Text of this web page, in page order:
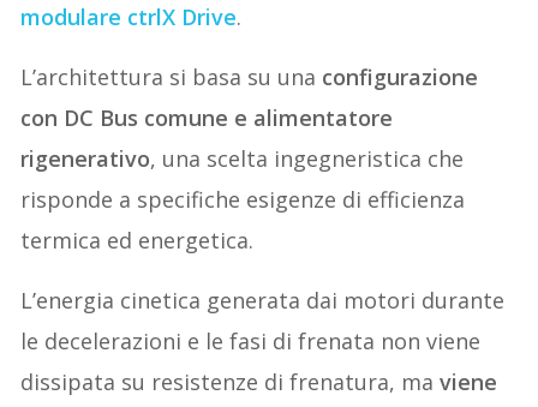
modulare ctrlX Drive.
L’architettura si basa su una configurazione
con DC Bus comune e alimentatore
rigenerativo, una scelta ingegneristica che
risponde a specifiche esigenze di efficienza
termica ed energetica.
L’energia cinetica generata dai motori durante
le decelerazioni e le fasi di frenata non viene
dissipata su resistenze di frenatura, maviene